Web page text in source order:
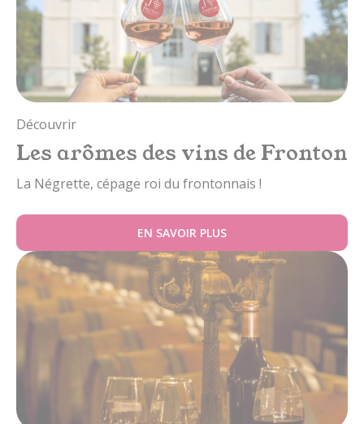
Découvrir
Les arômes des vins de Fronton
La Négrette, cépage roi du frontonnais !
EN SAVOIR PLUS